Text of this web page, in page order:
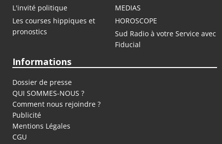
L'invité politique
MEDIAS
Les courses hippiques et
pronostics
HOROSCOPE
Sud Radio à votre Service avec
Fiducial
Informations
Dossier de presse
QUI SOMMES-NOUS ?
Comment nous rejoindre ?
Publicité
Mentions Légales
CGU